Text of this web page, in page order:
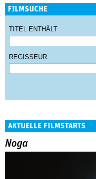
FILMSUCHE
TITEL ENTHÄLT
REGISSEUR
AKTUELLE FILMSTARTS
Noga